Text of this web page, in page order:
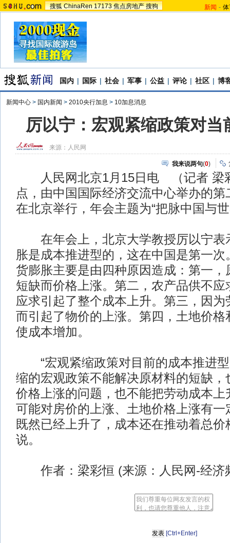
搜狐 ChinaRen 17173 焦点房地产 搜狗 新闻 -
国内 | 国际 | 社会 | 军事 | 公益 | 评论 | 社区 | 博
新闻中心 > 国内新闻 > 2010央行加息 > 10加息消息
厉以宁：宏观紧缩政策对当
来源： 人民网
我来说两句(0)
人民网北京1月15日电 （记者 梁
点，由中国国际经济交流中心举办的
在北京举行，年会主题为“把脉中国与
在年会上，北京大学教授厉以宁表
胀是成本推进型的，这在中国是第一
货膨胀主要是由四种原因造成：第一，
短缺而价格上涨。第二，农产品供不应
应求引起了整个成本上升。第三，因
而引起了物价的上涨。第四，土地价格
使成本增加。
“宏观紧缩政策对目前的成本推进型
缩的宏观政策不能解决原材料的短缺，
价格上涨的问题，也不能把劳动成本上
可能对房价的上涨、土地价格上涨有一
既然已经上升了，成本还在推动着总价
说。
作者：梁彩恒 (来源：人民网-经济
[Ctrl+Enter]